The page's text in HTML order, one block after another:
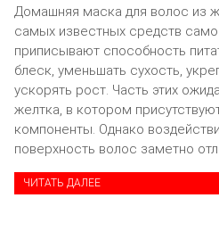
Домашняя маска для волос из
самых известных средств
приписывают способность
блеск, уменьшать сухость,
ускорять рост. Часть этих
желтка, в котором
компоненты. Однако
поверхность волос заметно
ЧИТАТЬ ДАЛЕЕ